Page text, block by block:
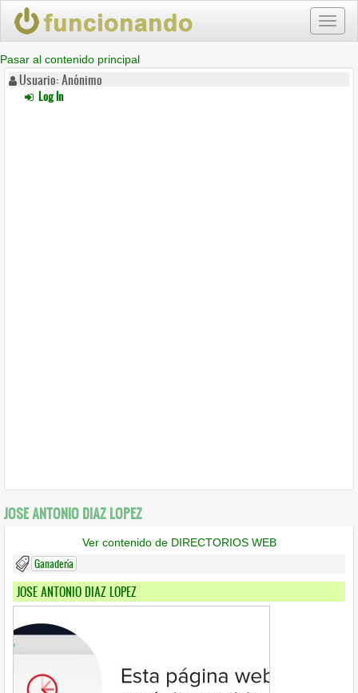
Pasar al contenido principal
Usuario: Anónimo
Log In
JOSE ANTONIO DIAZ LOPEZ
Ver contenido de DIRECTORIOS WEB
Ganadería
JOSE ANTONIO DIAZ LOPEZ